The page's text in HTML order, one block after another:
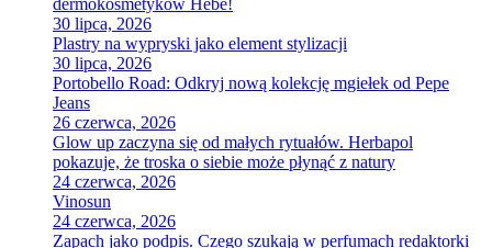
dermokosmetyków Hebe!
30 lipca, 2026
Plastry na wypryski jako element stylizacji
30 lipca, 2026
Portobello Road: Odkryj nową kolekcję mgiełek od Pepe
Jeans
26 czerwca, 2026
Glow up zaczyna się od małych rytuałów. Herbapol
pokazuje, że troska o siebie może płynąć z natury
24 czerwca, 2026
Vinosun
24 czerwca, 2026
Zapach jako podpis. Czego szukają w perfumach redaktorki